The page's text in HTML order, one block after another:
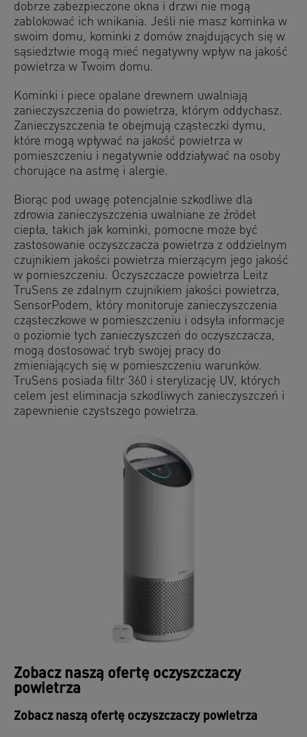
dobrze zabezpieczone okna i drzwi nie mogą
zablokować ich wnikania. Jeśli nie masz kominka w
swoim domu, kominki z domów znajdujących się w
sąsiedztwie mogą mieć negatywny wpływ na jakość
powietrza w Twoim domu.
Kominki i piece opalane drewnem uwalniają
zanieczyszczenia do powietrza, którym oddychasz.
Zanieczyszczenia te obejmują cząsteczki dymu,
które mogą wpływać na jakość powietrza w
pomieszczeniu i negatywnie oddziaływać na osoby
chorujące na astmę i alergie.
Biorąc pod uwagę potencjalnie szkodliwe dla
zdrowia zanieczyszczenia uwalniane ze źródeł
ciepła, takich jak kominki, pomocne może być
zastosowanie oczyszczacza powietrza z oddzielnym
czujnikiem jakości powietrza mierzącym jego jakość
w pomieszczeniu. Oczyszczacze powietrza Leitz
TruSens ze zdalnym czujnikiem jakości powietrza,
SensorPodem, który monitoruje zanieczyszczenia
cząsteczkowe w pomieszczeniu i odsyła informacje
o poziomie tych zanieczyszczeń do oczyszczacza,
mogą dostosować tryb swojej pracy do
zmieniających się w pomieszczeniu warunków.
TruSens posiada filtr 360 i sterylizację UV, których
celem jest eliminacja szkodliwych zanieczyszczeń i
zapewnienie czystszego powietrza.
Zobacz naszą ofertę oczyszczaczy
powietrza
Zobacz naszą ofertę oczyszczaczy powietrza